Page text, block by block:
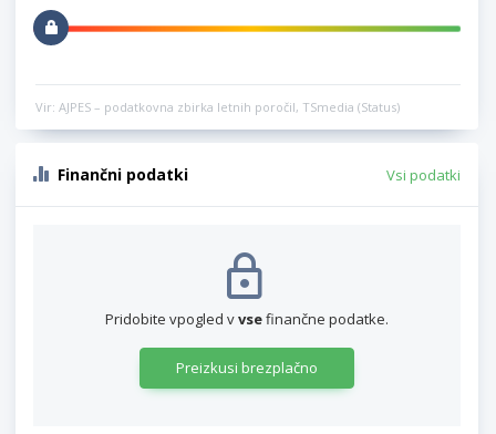
Vir: AJPES – podatkovna zbirka letnih poročil, TSmedia (Status)
Finančni podatki Vsi podatki
Pridobite vpogled vvsefinančne podatke.
Preizkusi brezplačno